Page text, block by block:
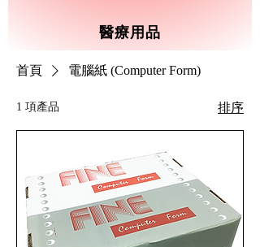
醫療用品
首頁 電腦紙 (Computer Form)
1 項產品 排序